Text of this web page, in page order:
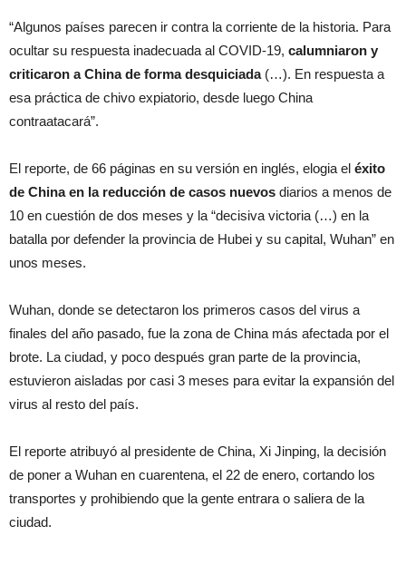
“Algunos países parecen ir contra la corriente de la historia. Para
ocultar su respuesta inadecuada al COVID-19, calumniaron y
criticaron a China de forma desquiciada(…). En respuesta a
esa práctica de chivo expiatorio, desde luego China
contraatacará”.
El reporte, de 66 páginas en su versión en inglés, elogia el éxito
de China en la reducción de casos nuevos diarios a menos de
10 en cuestión de dos meses y la “decisiva victoria (…) en la
batalla por defender la provincia de Hubei y su capital, Wuhan” en
unos meses.
Wuhan, donde se detectaron los primeros casos del virus a
finales del año pasado, fue la zona de China más afectada por el
brote. La ciudad, y poco después gran parte de la provincia,
estuvieron aisladas por casi 3 meses para evitar la expansión del
virus al resto del país.
El reporte atribuyó al presidente de China, Xi Jinping, la decisión
de poner a Wuhan en cuarentena, el 22 de enero, cortando los
transportes y prohibiendo que la gente entrara o saliera de la
ciudad.